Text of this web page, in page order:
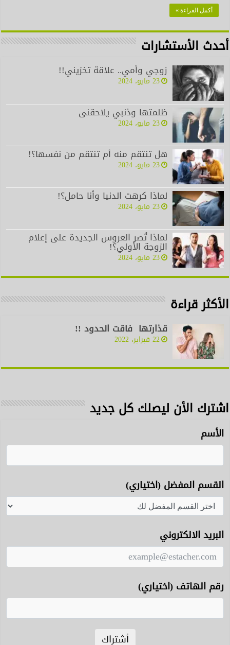
أكمل القراءة »
أحدث الأستشارات
زوجي وأمي.. علاقة تخزيني!!
23 مايو، 2024
ظلمتها وذنبي يلاحقنى
23 مايو، 2024
هل تنتقم منه أم تنتقم من نفسها؟!
23 مايو، 2024
لماذا كرهت الدنيا وأنا حامل؟!
23 مايو، 2024
لماذا تُصر العروس الجديدة على إعلام
الزوجة الأولي؟!
23 مايو، 2024
الأكثر قراءة
قذارتها فاقت الحدود !!
22 فبراير، 2022
اشترك الأن ليصلك كل جديد
الأسم
القسم المفضل (اختياري)
البريد الالكتروني
رقم الهاتف (اختياري)
أشتراك